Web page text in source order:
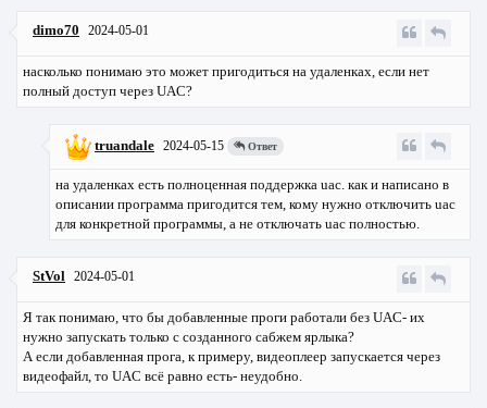
dimo70 2024-05-01
насколько понимаю это может пригодиться на удаленках, если нет
полный доступ через UAC?
truandale 2024-05-15 Ответ
на удаленках есть полноценная поддержка uac. как и написано в
описании программа пригодится тем, кому нужно отключить uac
для конкретной программы, а не отключать uac полностью.
StVol 2024-05-01
Я так понимаю, что бы добавленные проги работали без UAC- их
нужно запускать только с созданного сабжем ярлыка?
А если добавленная прога, к примеру, видеоплеер запускается через
видеофайл, то UAC всё равно есть- неудобно.